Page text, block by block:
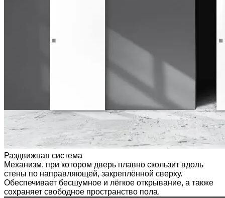
Раздвижная система
Механизм, при котором дверь плавно скользит вдоль
стены по направляющей, закреплённой сверху.
Обеспечивает бесшумное и лёгкое открывание, а также
сохраняет свободное пространство пола.